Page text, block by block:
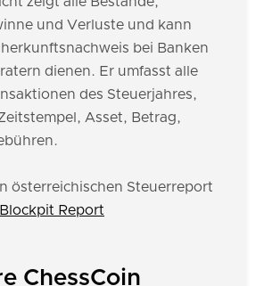
und Verluste und kann
bei Banken
dienen. Er umfasst alle
des Steuerjahres,
Asset, Betrag,
österreichischen Steuerreport
Blockpit Report
ChessCoin